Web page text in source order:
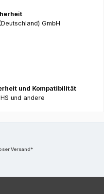
GmbH
und Kompatibilität
und andere
Versand*